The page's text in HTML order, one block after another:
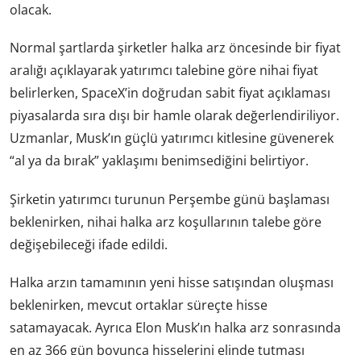
olacak.
Normal şartlarda şirketler halka arz öncesinde bir fiyat
aralığı açıklayarak yatırımcı talebine göre nihai fiyat
belirlerken, SpaceX’in doğrudan sabit fiyat açıklaması
piyasalarda sıra dışı bir hamle olarak değerlendiriliyor.
Uzmanlar, Musk’ın güçlü yatırımcı kitlesine güvenerek
“al ya da bırak” yaklaşımı benimsediğini belirtiyor.
Şirketin yatırımcı turunun Perşembe günü başlaması
beklenirken, nihai halka arz koşullarının talebe göre
değişebileceği ifade edildi.
Halka arzın tamamının yeni hisse satışından oluşması
beklenirken, mevcut ortaklar süreçte hisse
satamayacak. Ayrıca Elon Musk’ın halka arz sonrasında
en az 366 gün boyunca hisselerini elinde tutması